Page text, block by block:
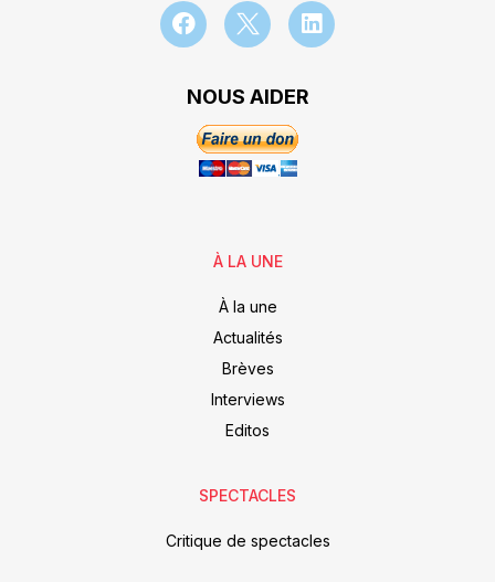
NOUS AIDER
À LA UNE
À la une
Actualités
Brèves
Interviews
Editos
SPECTACLES
Critique de spectacles